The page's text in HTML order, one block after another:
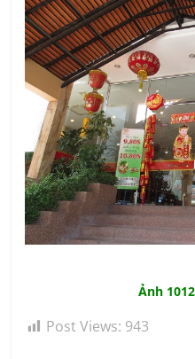
Ảnh 1012: Nhà
Post Views: 943